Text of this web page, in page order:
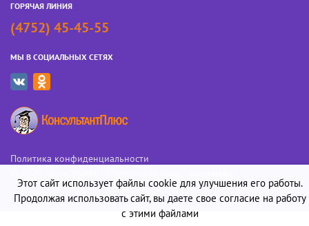
ГОРЯЧАЯ ЛИНИЯ
(4752) 45-45-55
МЫ В СОЦИАЛЬНЫХ СЕТЯХ
Политика конфиденциальности
Этот сайт использует файлы cookie для улучшения его работы.
Продолжая использовать сайт, вы даете свое согласие на работу
с этими файлами